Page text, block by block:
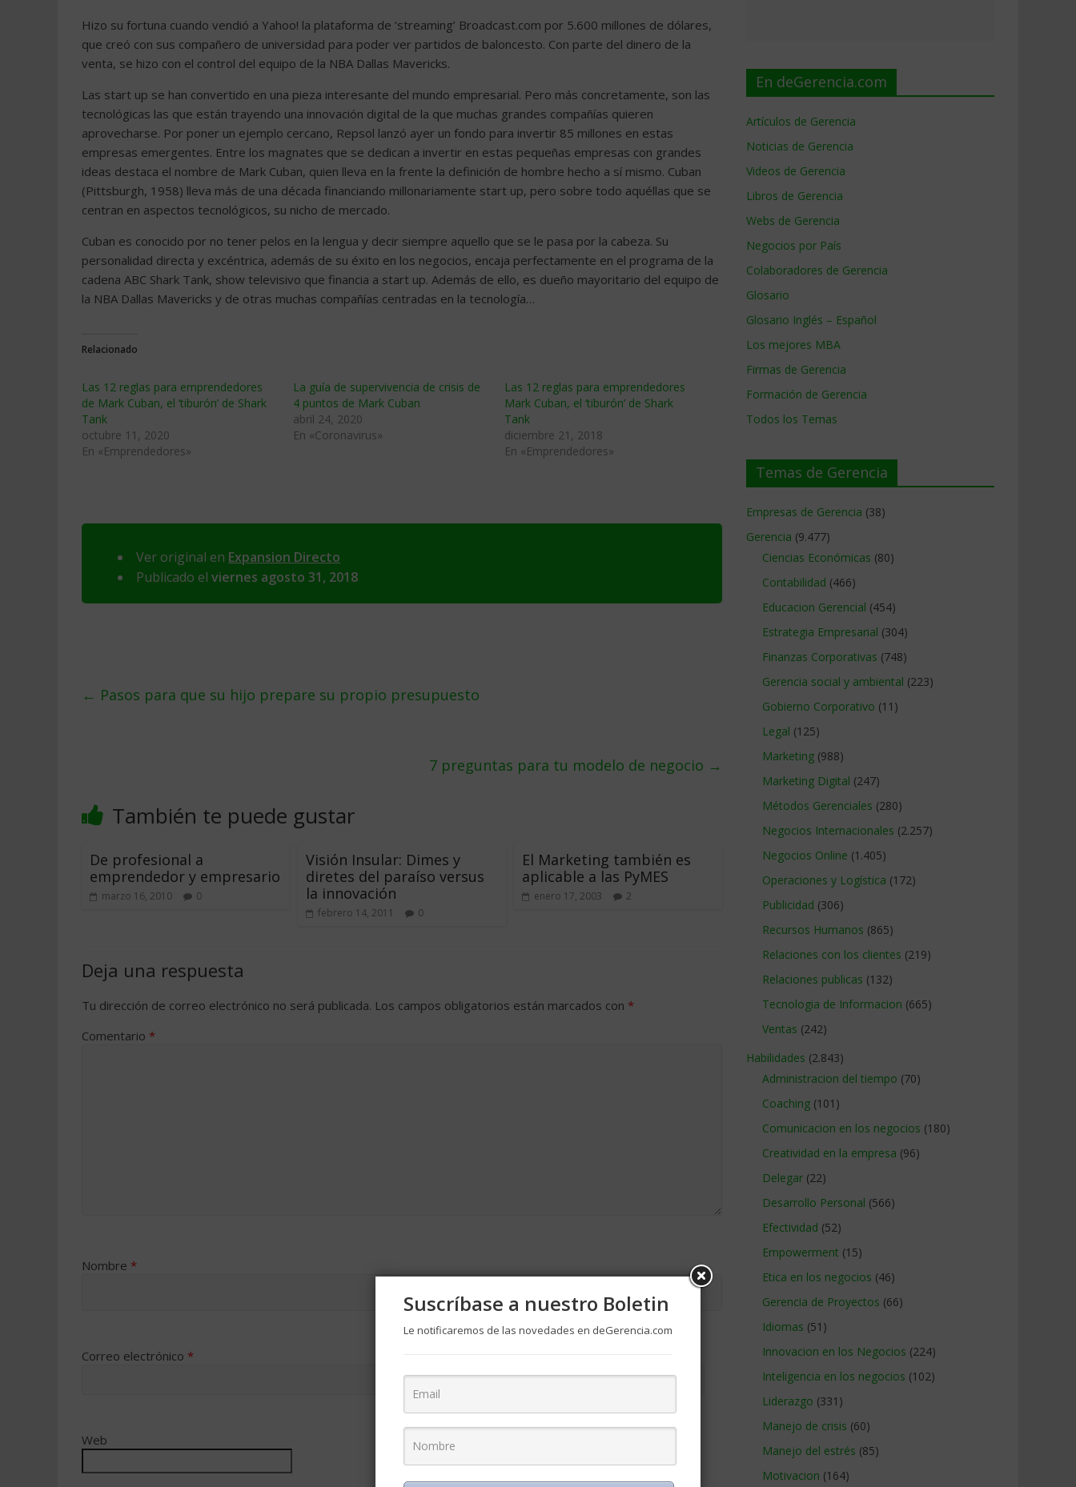
Hizo su fortuna cuando vendió a Yahoo! la plataforma de ‘streaming’ Broadcast.com por 5.600 millones de dólares,
que creó con sus compañero de universidad para poder ver partidos de baloncesto. Con parte del dinero de la
venta, se hizo con el control del equipo de la NBA Dallas Mavericks.
Las start up se han convertido en una pieza interesante del mundo empresarial. Pero más concretamente, son las
tecnológicas las que están trayendo una innovación digital de la que muchas grandes compañías quieren
aprovecharse. Por poner un ejemplo cercano, Repsol lanzó ayer un fondo para invertir 85 millones en estas
empresas emergentes. Entre los magnates que se dedican a invertir en estas pequeñas empresas con grandes
ideas destaca el nombre de Mark Cuban, quien lleva en la frente la definición de hombre hecho a sí mismo. Cuban
(Pittsburgh, 1958) lleva más de una década financiando millonariamente start up, pero sobre todo aquéllas que se
centran en aspectos tecnológicos, su nicho de mercado.
Cuban es conocido por no tener pelos en la lengua y decir siempre aquello que se le pasa por la cabeza. Su
personalidad directa y excéntrica, además de su éxito en los negocios, encaja perfectamente en el programa de la
cadena ABC Shark Tank, show televisivo que financia a start up. Además de ello, es dueño mayoritario del equipo de
la NBA Dallas Mavericks y de otras muchas compañías centradas en la tecnología…
Relacionado
Las 12 reglas para emprendedores
de Mark Cuban, el ‘tiburón’ de Shark
Tank
octubre 11, 2020
En «Emprendedores»
La guía de supervivencia de crisis de
4 puntos de Mark Cuban
abril 24, 2020
En «Coronavirus»
Las 12 reglas para emprendedores
Mark Cuban, el ‘tiburón’ de Shark
Tank
diciembre 21, 2018
En «Emprendedores»
Ver original en Expansion Directo
Publicado el viernes agosto 31, 2018
← Pasos para que su hijo prepare su propio presupuesto
7 preguntas para tu modelo de negocio →
También te puede gustar
De profesional a
emprendedor y empresario
marzo 16, 2010 0
Visión Insular: Dimes y
diretes del paraíso versus
la innovación
febrero 14, 2011 0
El Marketing también es
aplicable a las PyMES
enero 17, 2003 2
Deja una respuesta
Tu dirección de correo electrónico no será publicada. Los campos obligatorios están marcados con *
Comentario *
Nombre *
Correo electrónico *
Web
En deGerencia.com
Artículos de Gerencia
Noticias de Gerencia
Videos de Gerencia
Libros de Gerencia
Webs de Gerencia
Negocios por País
Colaboradores de Gerencia
Glosario
Glosario Inglés – Español
Los mejores MBA
Firmas de Gerencia
Formación de Gerencia
Todos los Temas
Temas de Gerencia
Empresas de Gerencia (38)
Gerencia (9.477)
Ciencias Económicas (80)
Contabilidad (466)
Educacion Gerencial (454)
Estrategia Empresarial (304)
Finanzas Corporativas (748)
Gerencia social y ambiental (223)
Gobierno Corporativo (11)
Legal (125)
Marketing (988)
Marketing Digital (247)
Métodos Gerenciales (280)
Negocios Internacionales (2.257)
Negocios Online (1.405)
Operaciones y Logística (172)
Publicidad (306)
Recursos Humanos (865)
Relaciones con los clientes (219)
Relaciones publicas (132)
Tecnologia de Informacion (665)
Ventas (242)
Habilidades (2.843)
Administracion del tiempo (70)
Coaching (101)
Comunicacion en los negocios (180)
Creatividad en la empresa (96)
Delegar (22)
Desarrollo Personal (566)
Efectividad (52)
Empowerment (15)
Etica en los negocios (46)
Gerencia de Proyectos (66)
Idiomas (51)
Innovacion en los Negocios (224)
Inteligencia en los negocios (102)
Liderazgo (331)
Manejo de crisis (60)
Manejo del estrés (85)
Motivacion (164)
Suscríbase a nuestro Boletin
Le notificaremos de las novedades en deGerencia.com